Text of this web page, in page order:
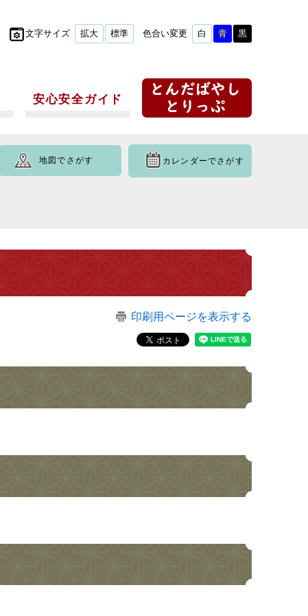
文字サイズ 拡大 標準 色合い変更 白 青 黒
安心安全ガイド
地図でさがす カレンダーでさがす
印刷用ページを表示する